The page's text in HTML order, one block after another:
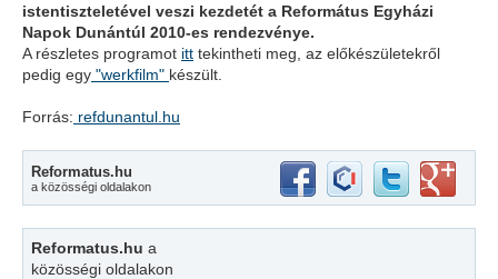
istentiszteletével veszi kezdetét a Református Egyházi
Napok Dunántúl 2010-es rendezvénye.
A részletes programot itt tekintheti meg, az előkészületekről
pedig egy "werkfilm" készült.
Forrás: refdunantul.hu
Reformatus.hu
a közösségi oldalakon
Reformatus.hu a
közösségi oldalakon